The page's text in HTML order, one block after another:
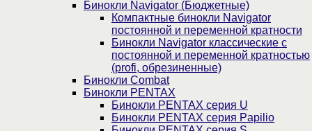
Бинокли Navigator (Бюджетные)
Компактные бинокли Navigator
постоянной и переменной кратности
Бинокли Navigator классические с
постоянной и переменной кратностью
(profi, обрезиненные)
Бинокли Combat
Бинокли PENTAX
Бинокли PENTAX серия U
Бинокли PENTAX серия Papilio